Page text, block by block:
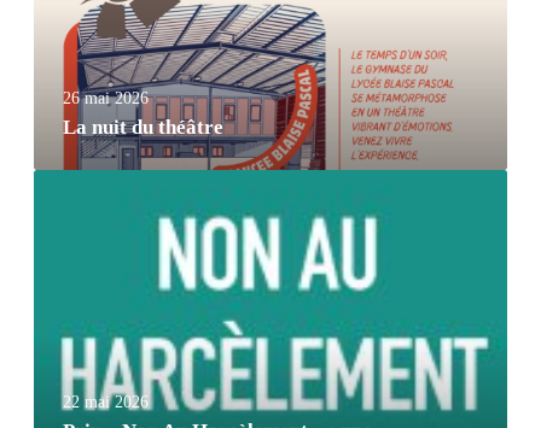
26 mai 2026
La nuit du théâtre
22 mai 2026